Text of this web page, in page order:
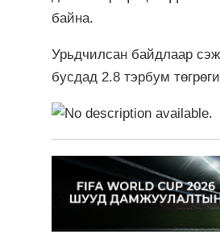
байна.
Урьдчилсан байдлаар
бусдад 2.8 тэрбум